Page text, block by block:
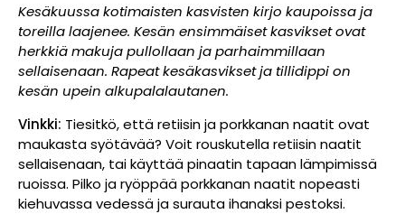
Kesäkuussa kotimaisten kasvisten kirjo kaupoissa ja
toreilla laajenee. Kesän ensimmäiset kasvikset ovat
herkkiä makuja pullollaan ja parhaimmillaan
sellaisenaan. Rapeat kesäkasvikset ja tillidippi on
kesän upein alkupalalautanen.
Vinkki: Tiesitkö, että retiisin ja porkkanan naatit ovat
maukasta syötävää? Voit rouskutella retiisin naatit
sellaisenaan, tai käyttää pinaatin tapaan lämpimissä
ruoissa. Pilko ja ryöppää porkkanan naatit nopeasti
kiehuvassa vedessä ja surauta ihanaksi pestoksi.